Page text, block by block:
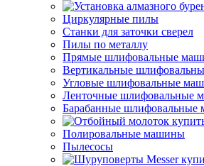
Циркулярные пилы
Станки для заточки сверел
Пилы по металлу
Прямые шлифовальные
Вертикальные
Угловые шлифовальные
Ленточные шлифовальные
Барабанные
Полировальные машины
Пылесосы